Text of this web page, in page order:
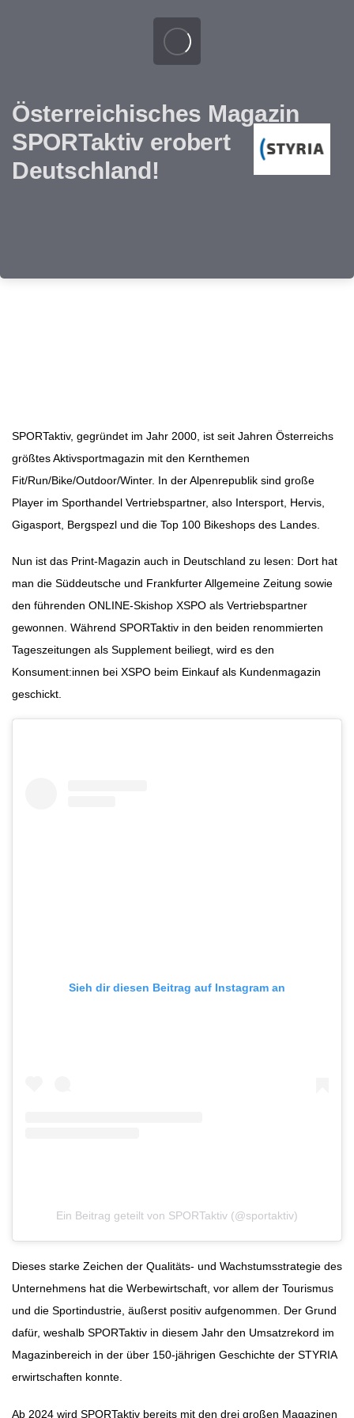
Österreichisches Magazin
SPORTaktiv erobert
Deutschland!
SPORTaktiv, gegründet im Jahr 2000, ist seit Jahren Österreichs
größtes Aktivsportmagazin mit den Kernthemen
Fit/Run/Bike/Outdoor/Winter. In der Alpenrepublik sind große
Player im Sporthandel Vertriebspartner, also Intersport, Hervis,
Gigasport, Bergspezl und die Top 100 Bikeshops des Landes.
Nun ist das Print-Magazin auch in Deutschland zu lesen: Dort hat
man die Süddeutsche und Frankfurter Allgemeine Zeitung sowie
den führenden ONLINE-Skishop XSPO als Vertriebspartner
gewonnen. Während SPORTaktiv in den beiden renommierten
Tageszeitungen als Supplement beiliegt, wird es den
Konsument:innen bei XSPO beim Einkauf als Kundenmagazin
geschickt.
Sieh dir diesen Beitrag auf Instagram an
Ein Beitrag geteilt von SPORTaktiv (@sportaktiv)
Dieses starke Zeichen der Qualitäts- und Wachstumsstrategie des
Unternehmens hat die Werbewirtschaft, vor allem der Tourismus
und die Sportindustrie, äußerst positiv aufgenommen. Der Grund
dafür, weshalb SPORTaktiv in diesem Jahr den Umsatzrekord im
Magazinbereich in der über 150-jährigen Geschichte der STYRIA
erwirtschaften konnte.
Ab 2024 wird SPORTaktiv bereits mit den drei großen Magazinen